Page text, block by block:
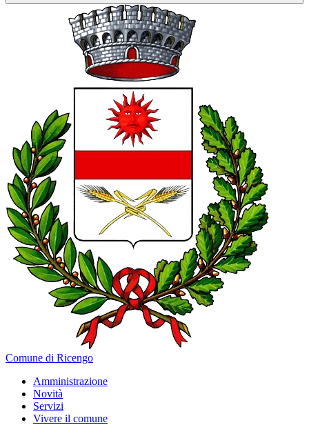
Comune di Ricengo
Amministrazione
Novità
Servizi
Vivere il comune